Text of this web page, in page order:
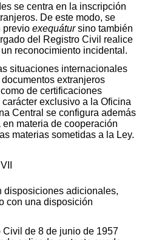
se centra en la inscripción
De este modo, se
previo exequátursino también
del Registro Civil realice
reconocimiento incidental.
situaciones internacionales
extranjeros
de certificaciones
exclusivo a la Oficina
Central se configura además
materia de cooperación
materias sometidas a la Ley.
VII
disposiciones adicionales,
con una disposición
de 8 de junio de 1957